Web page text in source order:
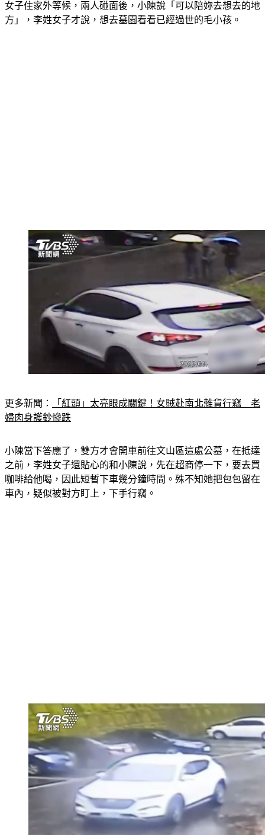
女子住家外等候，兩人碰面後，小陳說「可以陪妳去想去的地
方」，李姓女子才說，想去墓園看看已經過世的毛小孩。
更多新聞：
「紅頭」太亮眼成關鍵！女賊赴南北雜貨行竊　老
婦肉身護鈔慘跌
小陳當下答應了，雙方才會開車前往文山區這處公墓，在抵達
之前，李姓女子還貼心的和小陳說，先在超商停一下，要去買
咖啡給他喝，因此短暫下車幾分鐘時間。殊不知她把包包留在
車內，疑似被對方盯上，下手行竊。